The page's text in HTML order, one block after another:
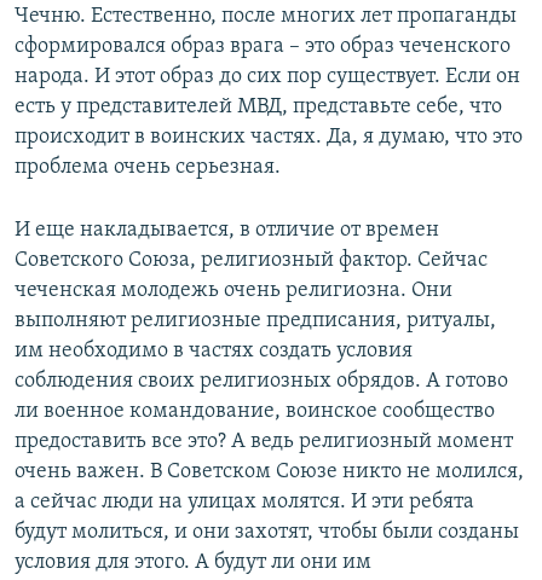
Чечню. Естественно, после многих лет пропаганды
сформировался образ врага – это образ чеченского
народа. И этот образ до сих пор существует. Если он
есть у представителей МВД, представьте себе, что
происходит в воинских частях. Да, я думаю, что это
проблема очень серьезная.
И еще накладывается, в отличие от времен
Советского Союза, религиозный фактор. Сейчас
чеченская молодежь очень религиозна. Они
выполняют религиозные предписания, ритуалы,
им необходимо в частях создать условия
соблюдения своих религиозных обрядов. А готово
ли военное командование, воинское сообщество
предоставить все это? А ведь религиозный момент
очень важен. В Советском Союзе никто не молился,
а сейчас люди на улицах молятся. И эти ребята
будут молиться, и они захотят, чтобы были созданы
условия для этого. А будут ли они им